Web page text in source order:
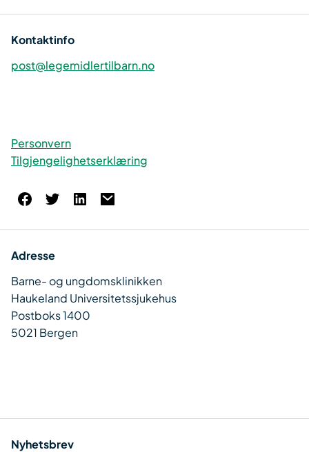
Kontaktinfo
post@legemidlertilbarn.no
Personvern
Tilgjengelighetserklæring
Adresse
Barne- og ungdomsklinikken
Haukeland Universitetssjukehus
Postboks 1400
5021 Bergen
Nyhetsbrev